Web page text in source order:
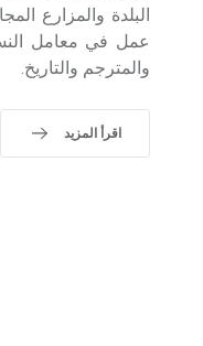
عمل في معامل
والمترجم والتاريخ.
اقرأ المزيد